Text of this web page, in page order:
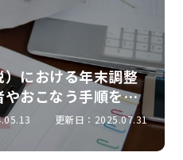
における年末調整
おこなう手順を解
更新日：2025.07.31